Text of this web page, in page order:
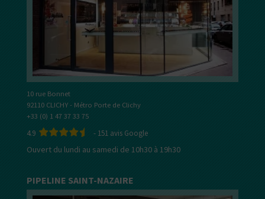
10 rue Bonnet
92110 CLICHY - Métro Porte de Clichy
+33 (0) 1 47 37 33 75
4.9 - 151 avis Google
Ouvert du lundi au samedi de 10h30 à 19h30
PIPELINE SAINT-NAZAIRE